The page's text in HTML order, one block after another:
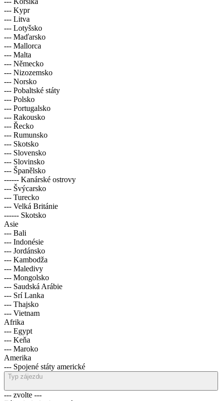
--- Kypr
--- Litva
--- Lotyšsko
--- Maďarsko
--- Mallorca
--- Malta
--- Německo
--- Nizozemsko
--- Norsko
--- Pobaltské státy
--- Polsko
--- Portugalsko
--- Rakousko
--- Řecko
--- Rumunsko
--- Skotsko
--- Slovensko
--- Slovinsko
--- Španělsko
------ Kanárské ostrovy
--- Švýcarsko
--- Turecko
--- Velká Británie
------ Skotsko
Asie
--- Bali
--- Indonésie
--- Jordánsko
--- Kambodža
--- Maledivy
--- Mongolsko
--- Saudská Arábie
--- Srí Lanka
--- Thajsko
--- Vietnam
Afrika
--- Egypt
--- Keňa
--- Maroko
Amerika
--- Spojené státy americké
Typ zájezdu
--- zvolte ---